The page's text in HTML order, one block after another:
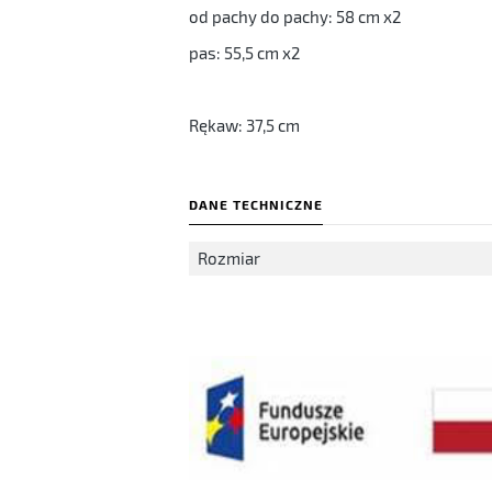
od pachy do pachy: 58 cm x2
pas: 55,5 cm x2
Rękaw: 37,5 cm
DANE TECHNICZNE
Rozmiar